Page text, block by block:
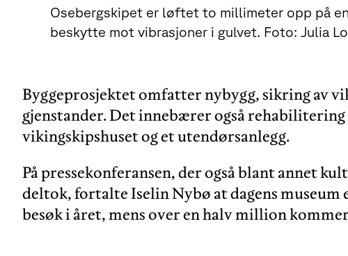
Osebergskipet er løftet to millimeter opp på
beskytte mot vibrasjoner i gulvet. Foto: Julia
Byggeprosjektet omfatter nybygg, sikring av
gjenstander. Det innebærer også rehabilitering
vikingskipshuset og et utendørsanlegg.
På pressekonferansen, der også blant annet
deltok, fortalte Iselin Nybø at dagens museum
besøk i året, mens over en halv million